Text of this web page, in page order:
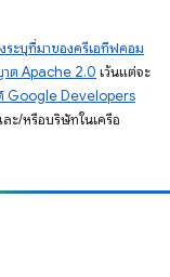
ะบุที่มาของครีเอทีฟคอม
ต Apache 2.0 เว้นแต่จะ
Google Developers
ะ/หรือบริษัทในเครือ